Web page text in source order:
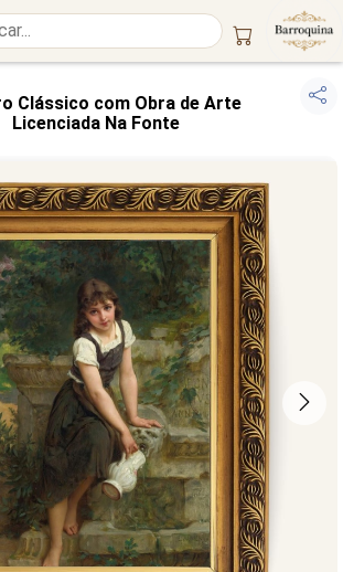
100% FINE ART
dasmaiores obras de arte do mundo
Nosso acervo reúne a genialidade degrandes
, resgatandoartes reaise o requinte inconfundível
. Produção artesanal emCanvas 100% Algodão
Maciça e impressão comPigmentação Mineral
DE MUSEU GARANTIA ETERNA
Campanhas
Clássico com Obra de Arte
Licenciada Na Fonte